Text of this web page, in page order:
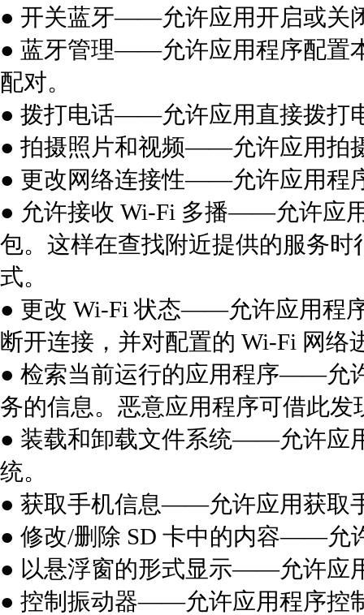
● 开关蓝牙——允许应用开启或关
● 蓝牙管理——允许应用程序配置
配对。
● 拨打电话——允许应用直接拨打
● 拍摄照片和视频——允许应用拍
● 更改网络连接性——允许应用程
● 允许接收 Wi-Fi 多播——允许应
包。这样在查找附近提供的服务
式。
● 更改 Wi-Fi 状态——允许应用程
断开连接，并对配置的 Wi-Fi 网络
● 检索当前运行的应用程序——允
务的信息。恶意应用程序可借此
● 装载和卸载文件系统——允许应
统。
● 获取手机信息——允许应用获取
● 修改/删除 SD 卡中的内容——允
● 以悬浮窗的形式显示——允许应
● 控制振动器——允许应用程序控